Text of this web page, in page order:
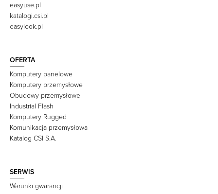
easyuse.pl
katalogi.csi.pl
easylook.pl
OFERTA
Komputery panelowe
Komputery przemysłowe
Obudowy przemysłowe
Industrial Flash
Komputery Rugged
Komunikacja przemysłowa
Katalog CSI S.A.
SERWIS
Warunki gwarancji